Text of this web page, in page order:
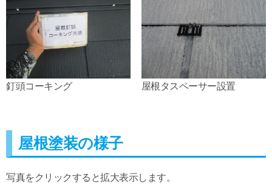
釘頭コーキング 屋根タスペーサー設置
屋根塗装の様子
写真をクリックすると拡大表示します。